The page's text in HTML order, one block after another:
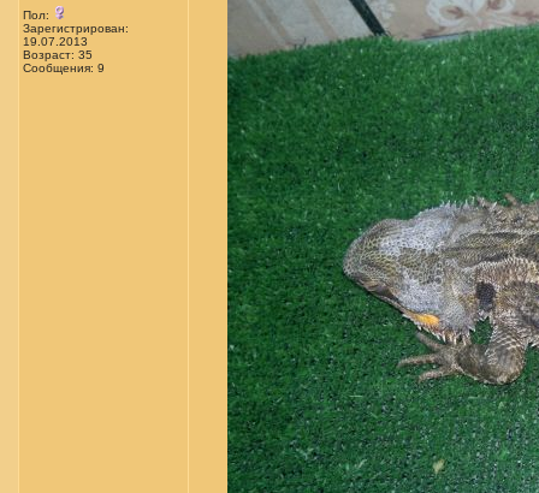
Пол:
Зарегистрирован:
19.07.2013
Возраст: 35
Сообщения: 9